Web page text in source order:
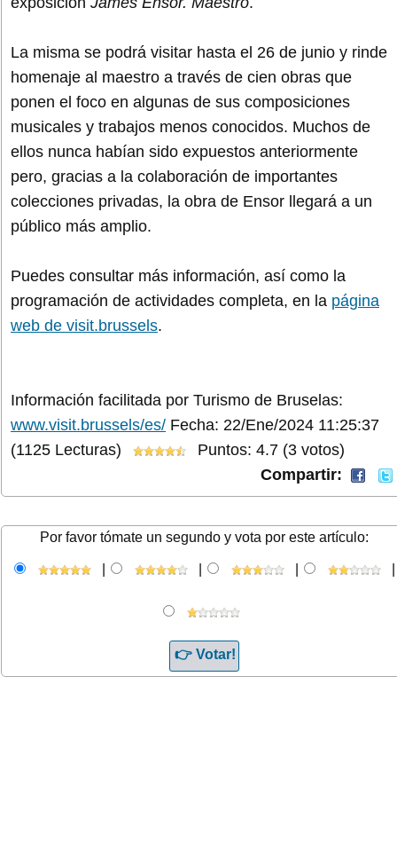
La misma se podrá visitar hasta el 26 de junio y rinde
homenaje al maestro a través de cien obras que
ponen el foco en algunas de sus composiciones
musicales y trabajos menos conocidos. Muchos de
ellos nunca habían sido expuestos anteriormente
pero, gracias a la colaboración de importantes
colecciones privadas, la obra de Ensor llegará a un
público más amplio.
Puedes consultar más información, así como la
programación de actividades completa, en la página
web de visit.brussels.
Información facilitada por Turismo de Bruselas:
www.visit.brussels/es/ Fecha: 22/Ene/2024 11:25:37
(1125 Lecturas)
Puntos: 4.7 (3 votos)
Compartir:
Por favor tómate un segundo y vota por este artículo: